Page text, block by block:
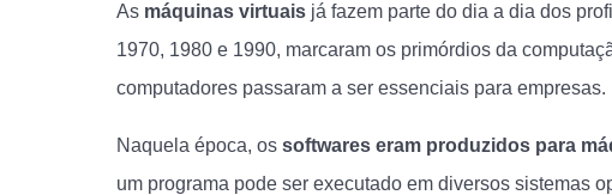
As máquinas virtuais já fazem parte do dia a dia dos
1970, 1980 e 1990, marcaram os primórdios da
computadores passaram a ser essenciais para empresas.
Naquela época, os softwares eram produzidos para
um programa pode ser executado em diversos sistemas